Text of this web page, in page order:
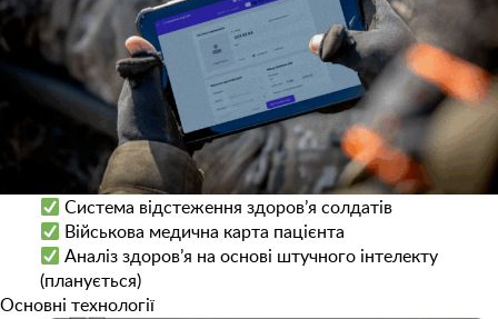
Система відстеження здоров’я солдатів
Військова медична карта пацієнта
Аналіз здоров’я на основі штучного інтелекту
(планується)
Основні технології